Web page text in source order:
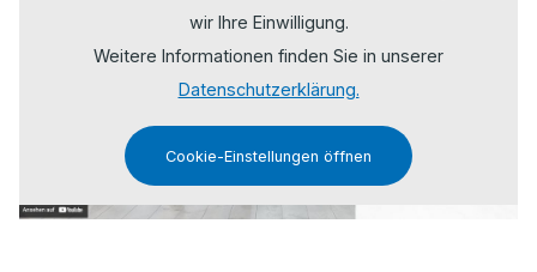
wir Ihre Einwilligung.
Weitere Informationen finden Sie in unserer
Datenschutzerklärung.
Cookie-Einstellungen öffnen